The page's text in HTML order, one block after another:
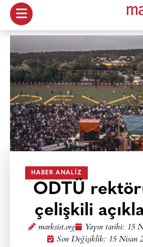
HABER ANALIZ
ODTÜ
çelişkili
marksist.org Yayın tarihi: 15
Son Değişiklik: 15 Nisan